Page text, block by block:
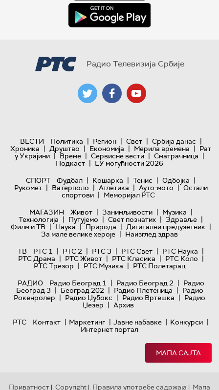
Радио Телевизија Србије
ВЕСТИ Политика | Регион | Свет | Србија данас |
Хроника | Друштво | Економија | Мерила времена | Рат
у Украјини | Време | Сервисне вести | Сматрачница |
Подкаст | ЕУ могућности 2026
СПОРТ
Фудбал | Кошарка | Тенис | Одбојка |
Рукомет | Ватерполо | Атлетика | Ауто-мото | Остали
спортови | Меморијал РТС
МАГАЗИН
Живот | Занимљивости | Музика |
Технологијa | Путујемо | Свет познатих | Здравље |
Филм и ТВ | Наука | Природа | Дигитални предузетник |
За мале велике хероје | Наизглед здрав
ТВ
РТС 1 | РТС 2 | РТС 3 | РТС Свет | РТС Наука |
РТС Драма | РТС Живот | РТС Класика | РТС Коло |
РТС Трезор | РТС Музика | РТС Полетарац
РАДИО
Радио Београд 1 | Радио Београд 2 | Радио
Београд 3 | Београд 202 | Радио Плетеница | Радио
Рокенролер | Радио Џубокс | Радио Вртешка | Радио
Џезер | Архив
РТС
Контакт | Маркетинг | Јавне набавке | Конкурси |
Интернет портал
МАПА САЈТА
Приватност | Copyright | Правила употребе садржаја | Мапа